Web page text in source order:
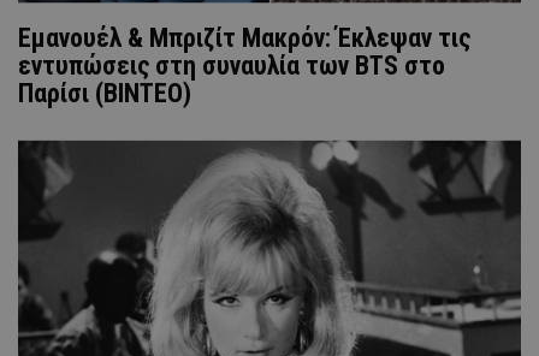
Εμανουέλ & Μπριζίτ Μακρόν: Έκλεψαν τις
εντυπώσεις στη συναυλία των BTS στο
Παρίσι (ΒΙΝΤΕΟ)